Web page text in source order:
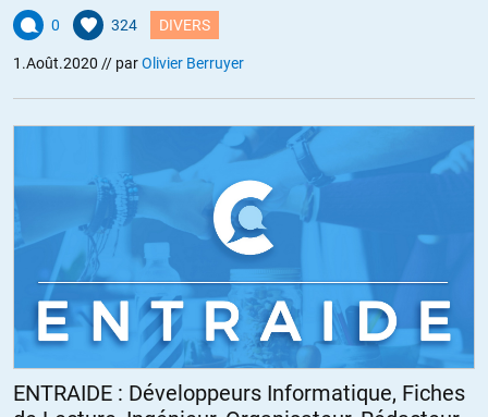
0 324 DIVERS
1.Août.2020 // parOlivier Berruyer
ENTRAIDE : Développeurs Informatique, Fiches